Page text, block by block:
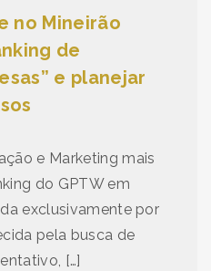
no Mineirão
de
e planejar
e Marketing mais
do GPTW em
exclusivamente por
pela busca de
[…]